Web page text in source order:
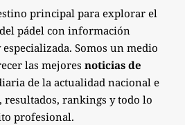
principal para explorar el
pádel con información
Somos un medio
las mejores noticias de
de la actualidad nacional e
rankings y todo lo
profesional.